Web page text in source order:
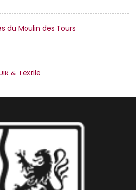
du Moulin des Tours
& Textile